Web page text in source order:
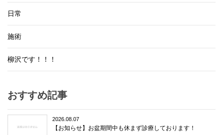
日常
施術
柳沢です！！！
おすすめ記事
2026.08.07
【お知らせ】お盆期間中も休まず診療しております！